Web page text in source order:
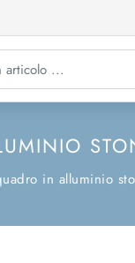
di un filtro aggiorna
in alluminio